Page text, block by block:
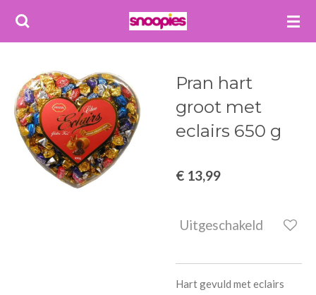
Ga
hoofdinhoud
Pran hart
groot met
eclairs 650 g
€ 13,99
Uitgeschakeld
Hart gevuld met eclairs